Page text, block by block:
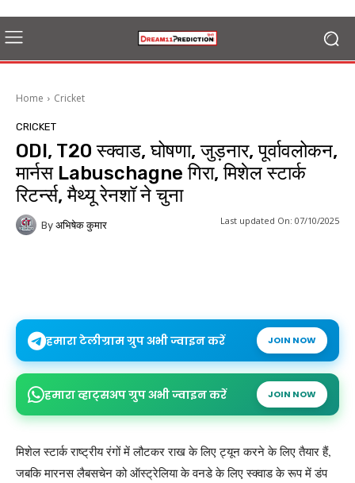
Home Cricket
CRICKET
ODI, T20 स्क्वाड, घोषणा, जुड़नार, पूर्वावलोकन,
मार्नस Labuschagne गिरा, मिशेल स्टार्क
रिटर्न्स, मैथ्यू रेनशॉ ने चुना
By अभिषेक कुमार Last updated On: 07/10/2025
हमारा टेलीग्राम ग्रुप अभी ज्वाइन करें JOIN NOW
हमारा व्हाट्सअप ग्रुप अभी ज्वाइन करें JOIN NOW
मिशेल स्टार्क राष्ट्रीय रंगों में लौटकर राख के लिए ट्यून करने के लिए तैयार हैं,
जबकि मारनस लैबसचेन को ऑस्ट्रेलिया के वनडे के लिए स्क्वाड के रूप में डंप